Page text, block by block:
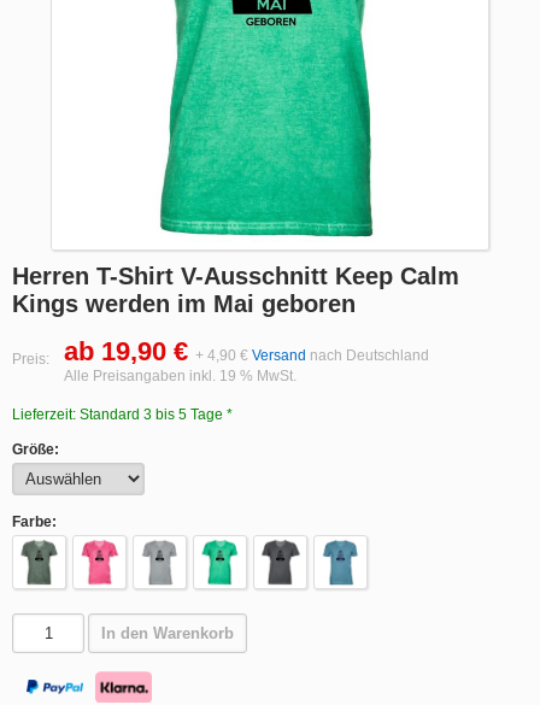
Herren T-Shirt V-Ausschnitt Keep Calm
Kings werden im Mai geboren
Preis: ab 19,90 € + 4,90 € Versand nach Deutschland
Alle Preisangaben inkl. 19 % MwSt.
Lieferzeit: Standard 3 bis 5 Tage *
Größe:
Farbe:
In den Warenkorb